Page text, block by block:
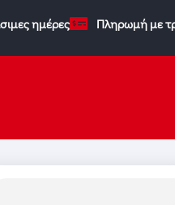
ημέρες Πληρωμή με